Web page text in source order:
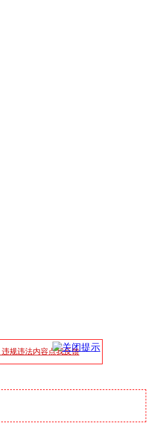
规违法内容点我反馈